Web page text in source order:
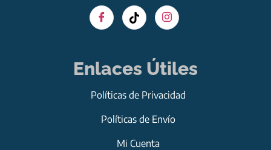
Enlaces Útiles
Políticas de Privacidad
Políticas de Envío
Mi Cuenta